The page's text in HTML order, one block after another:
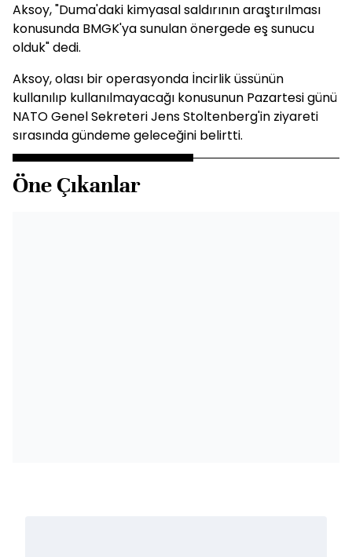
Aksoy, "Duma'daki kimyasal saldırının araştırılması
konusunda BMGK'ya sunulan önergede eş sunucu
olduk" dedi.
Aksoy, olası bir operasyonda İncirlik üssünün
kullanılıp kullanılmayacağı konusunun Pazartesi günü
NATO Genel Sekreteri Jens Stoltenberg'in ziyareti
sırasında gündeme geleceğini belirtti.
Öne Çıkanlar